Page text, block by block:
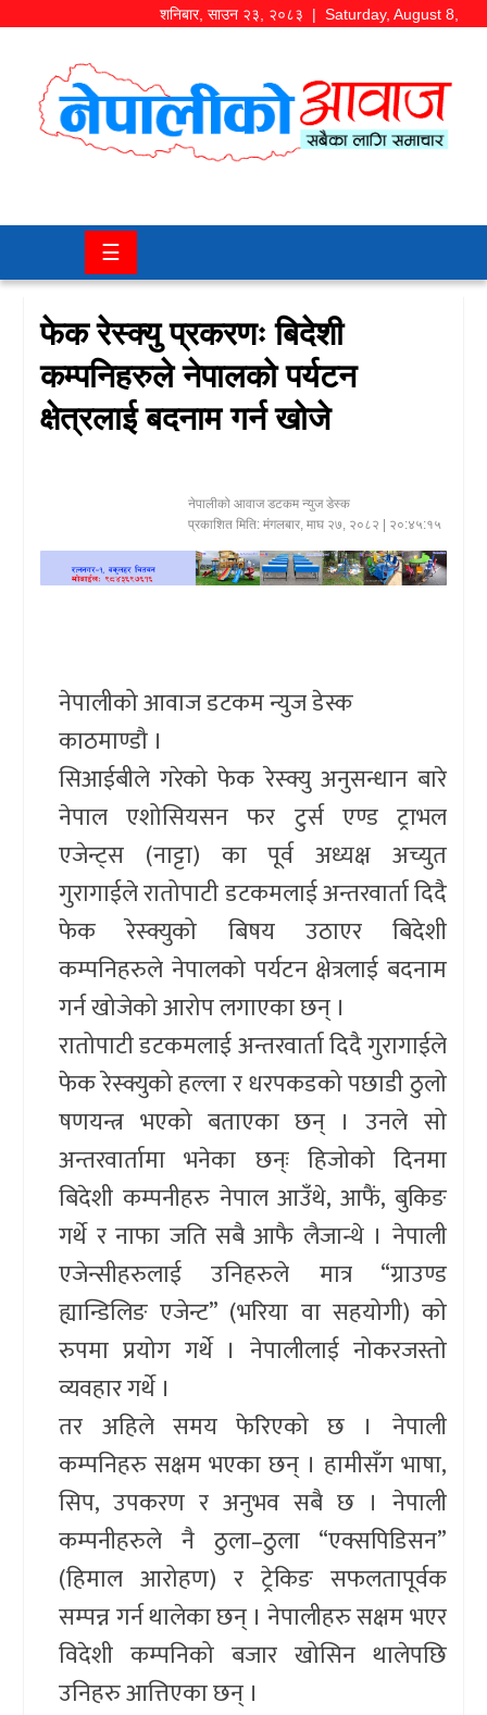
शनिबार, साउन २३, २०८३ | Saturday, August 8,
समाज/
चितवन
कला/
मनोरञ्जन
अर्थ/
बजार
स्वास्थ्य/
रोचक
अन्तर्वार्ता
☰
फेक रेस्क्यु प्रकरणः बिदेशी
कम्पनिहरुले नेपालको पर्यटन
क्षेत्रलाई बदनाम गर्न खोजे
नेपालीको आवाज डटकम न्युज डेस्क
प्रकाशित मिति: मंगलबार, माघ २७, २०८२ | २०:४५:१५
नेपालीको आवाज डटकम न्युज डेस्क
काठमाण्डौ ।
सिआईबीले गरेको फेक रेस्क्यु अनुसन्धान बारे
नेपाल एशोसियसन फर टुर्स एण्ड ट्राभल
एजेन्ट्स (नाट्टा) का पूर्व अध्यक्ष अच्युत
गुरागाईले रातोपाटी डटकमलाई अन्तरवार्ता दिदै
फेक रेस्क्युको बिषय उठाएर बिदेशी
कम्पनिहरुले नेपालको पर्यटन क्षेत्रलाई बदनाम
गर्न खोजेको आरोप लगाएका छन् ।
रातोपाटी डटकमलाई अन्तरवार्ता दिदै गुरागाईले
फेक रेस्क्युको हल्ला र धरपकडको पछाडी ठुलो
षणयन्त्र भएको बताएका छन् । उनले सो
अन्तरवार्तामा भनेका छन्ः हिजोको दिनमा
बिदेशी कम्पनीहरु नेपाल आउँथे, आफैं, बुकिङ
गर्थे र नाफा जति सबै आफै लैजान्थे । नेपाली
एजेन्सीहरुलाई उनिहरुले मात्र “ग्राउण्ड
ह्यान्डिलिङ एजेन्ट” (भरिया वा सहयोगी) को
रुपमा प्रयोग गर्थे । नेपालीलाई नोकरजस्तो
व्यवहार गर्थे ।
तर अहिले समय फेरिएको छ । नेपाली
कम्पनिहरु सक्षम भएका छन् । हामीसँग भाषा,
सिप, उपकरण र अनुभव सबै छ । नेपाली
कम्पनीहरुले नै ठुला–ठुला “एक्सपिडिसन”
(हिमाल आरोहण) र ट्रेकिङ सफलतापूर्वक
सम्पन्न गर्न थालेका छन् । नेपालीहरु सक्षम भएर
विदेशी कम्पनिको बजार खोसिन थालेपछि
उनिहरु आत्तिएका छन् ।